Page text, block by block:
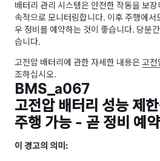
배터리 관리 시스템은 안전한 작동을 보장
속적으로 모니터링합니다. 이후 주행에서
우 정비를 예약하는 것이 좋습니다. 당분
습니다.
고전압 배터리에 관한 자세한 내용은고전
조하십시오.
BMS_a067
고전압 배터리 성능 제한
주행 가능 - 곧 정비 예
이 경고의 의미: